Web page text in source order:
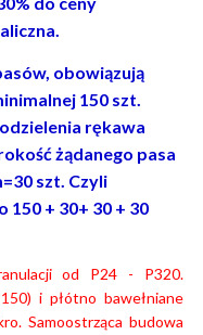
obowiązują
150 szt.
rękawa
żądanego pasa
szt. Czyli
+ 30+ 30 + 30
od P24 - P320.
i płótno bawełniane
Samoostrząca budowa